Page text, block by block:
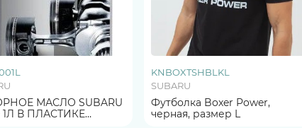
МАСЛО SUBARU
1Л В ПЛАСТИКЕ
KNBOXTSHBLKL
SUBARU
Футболка Boxer Power,
черная, размер L